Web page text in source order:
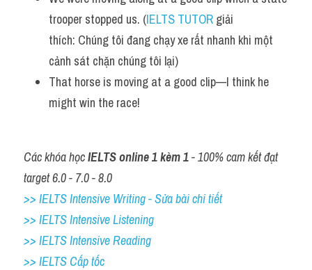
trooper stopped us. (IELTS TUTOR giải
thích: Chúng tôi đang chạy xe rất nhanh khi một
cảnh sát chặn chúng tôi lại)
That horse is moving at a good clip—I think he
might win the race!
Các khóa học IELTS online 1 kèm 1 - 100% cam kết đạt
target 6.0 - 7.0 - 8.0
>> IELTS Intensive Writing - Sửa bài chi tiết
>> IELTS Intensive Listening
>> IELTS Intensive Reading
>> IELTS Cấp tốc